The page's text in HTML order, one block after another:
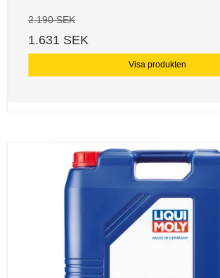
2.190 SEK
1.631 SEK
Visa produkten